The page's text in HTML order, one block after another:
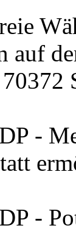
auf
-
-